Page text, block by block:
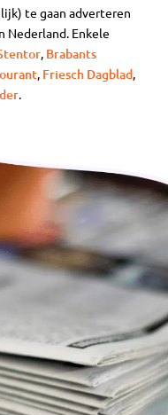
te gaan adverteren
Nederland. Enkele
, Brabants
, Friesch Dagblad,
.